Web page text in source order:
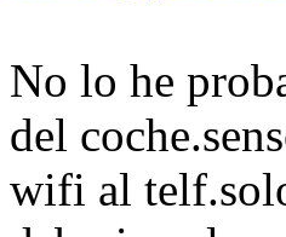
No lo he
del
wifi al